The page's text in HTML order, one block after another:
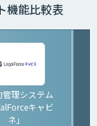
機能比較表
管理システム
キャビ
ネ」